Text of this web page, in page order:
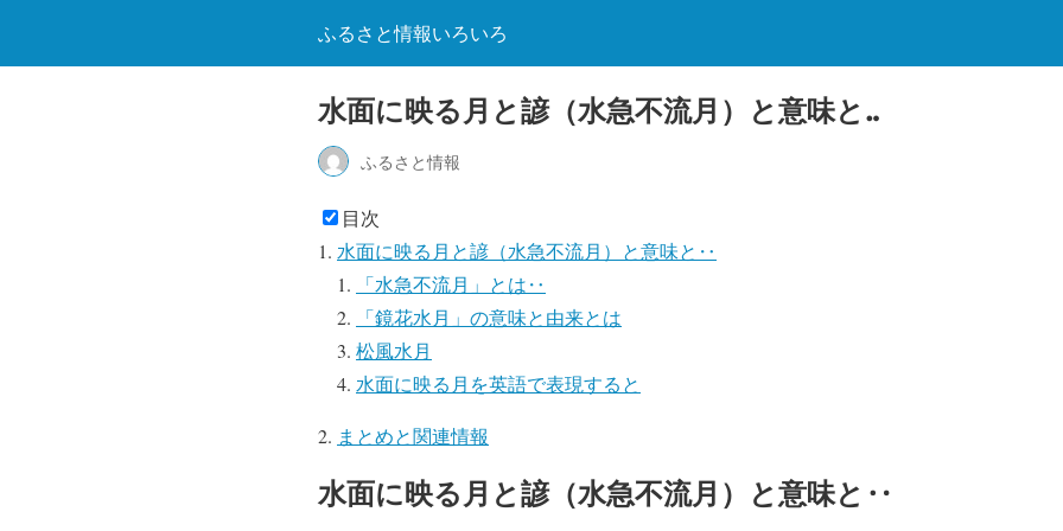
ふるさと情報いろいろ
水面に映る月と諺（水急不流月）と意味と‥
ふるさと情報
目次
水面に映る月と諺（水急不流月）と意味と‥
「水急不流月」とは‥
「鏡花水月」の意味と由来とは
松風水月
水面に映る月を英語で表現すると
まとめと関連情報
水面に映る月と諺（水急不流月）と意味と‥